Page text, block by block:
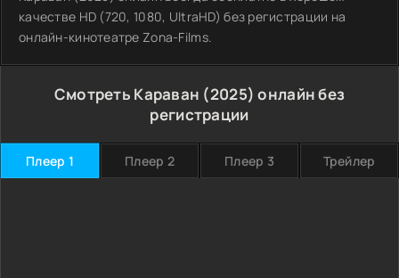
качестве HD (720, 1080, UltraHD) без регистрации на
онлайн-кинотеатре Zona-Films.
Смотреть Караван (2025) онлайн без
регистрации
Плеер 1 Плеер 2 Плеер 3 Трейлер